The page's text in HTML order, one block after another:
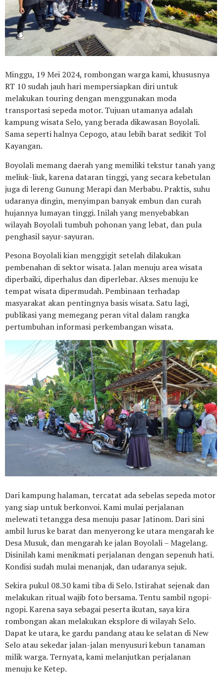
Minggu, 19 Mei 2024, rombongan warga kami, khususnya
RT 10 sudah jauh hari mempersiapkan diri untuk
melakukan touring dengan menggunakan moda
transportasi sepeda motor. Tujuan utamanya adalah
kampung wisata Selo, yang berada dikawasan Boyolali.
Sama seperti halnya Cepogo, atau lebih barat sedikit Tol
Kayangan.
Boyolali memang daerah yang memiliki tekstur tanah yang
meliuk-liuk, karena dataran tinggi, yang secara kebetulan
juga di lereng Gunung Merapi dan Merbabu. Praktis, suhu
udaranya dingin, menyimpan banyak embun dan curah
hujannya lumayan tinggi. Inilah yang menyebabkan
wilayah Boyolali tumbuh pohonan yang lebat, dan pula
penghasil sayur-sayuran.
Pesona Boyolali kian menggigit setelah dilakukan
pembenahan di sektor wisata. Jalan menuju area wisata
diperbaiki, diperhalus dan diperlebar. Akses menuju ke
tempat wisata dipermudah. Pembinaan terhadap
masyarakat akan pentingnya basis wisata. Satu lagi,
publikasi yang memegang peran vital dalam rangka
pertumbuhan informasi perkembangan wisata.
Dari kampung halaman, tercatat ada sebelas sepeda motor
yang siap untuk berkonvoi. Kami mulai perjalanan
melewati tetangga desa menuju pasar Jatinom. Dari sini
ambil lurus ke barat dan menyerong ke utara mengarah ke
Desa Musuk, dan mengarah ke jalan Boyolali – Magelang.
Disinilah kami menikmati perjalanan dengan sepenuh hati.
Kondisi sudah mulai menanjak, dan udaranya sejuk.
Sekira pukul 08.30 kami tiba di Selo. Istirahat sejenak dan
melakukan ritual wajib foto bersama. Tentu sambil ngopi-
ngopi. Karena saya sebagai peserta ikutan, saya kira
rombongan akan melakukan eksplore di wilayah Selo.
Dapat ke utara, ke gardu pandang atau ke selatan di New
Selo atau sekedar jalan-jalan menyusuri kebun tanaman
milik warga. Ternyata, kami melanjutkan perjalanan
menuju ke Ketep.